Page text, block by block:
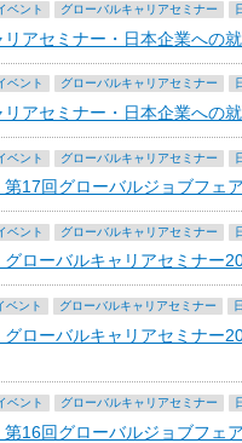
ベント グローバルキャリアセミナー
アセミナー・日本企業への
ベント グローバルキャリアセミナー
リアセミナー・日本企業への
ベント グローバルキャリアセミナー
第17回グローバルジョブフェ
ベント グローバルキャリアセミナー
グローバルキャリアセミナー
ベント グローバルキャリアセミナー
グローバルキャリアセミナー
ベント グローバルキャリアセミナー
第16回グローバルジョブフェ